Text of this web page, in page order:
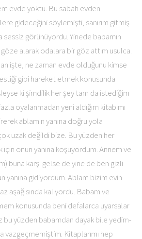
evde yoktu. Bu sabah evden
gideceğini söylemişti, sanırım gitmiş
sessiz görünüyordu. Yinede babamın
alarak odalara bir göz attım usulca.
işte, ne zaman evde olduğunu kimse
gibi hareket etmek konusunda
ki şimdilik her şey tam da istediğim
oyalanmadan yeni aldığım kitabımı
ablamın yanına doğru yola
uzak değildi bize. Bu yüzden her
onun yanına koşuyordum. Annem ve
buna karşı gelse de yine de ben gizli
yanına gidiyordum. Ablam bizim evin
aşağısında kalıyordu. Babam ve
konusunda beni defalarca uyarsalar
bu yüzden babamdan dayak bile yedim-
vazgeçmemiştim. Kitaplarımı hep